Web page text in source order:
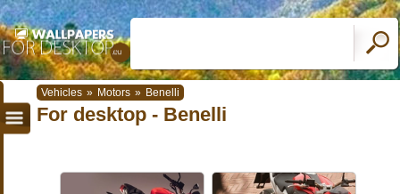
Vehicles » Motors » Benelli
For desktop - Benelli